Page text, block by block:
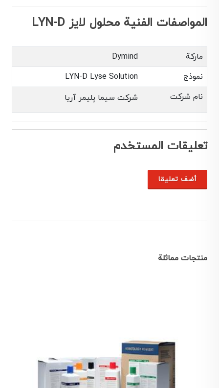
المواصفات الفنية محلول لایز LYN-D
ماركة
Dymind
نموذج
LYN-D Lyse Solution
نام شرکت
شرکت سیما پلیمر آریا
تعليقات المستخدم
أضف تعليقا
منتجات مماثلة